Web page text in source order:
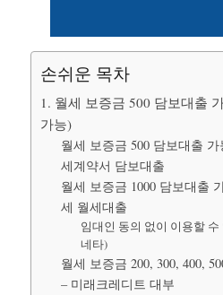
손쉬운 목차
1. 월세 보증금 500 담보대출
가능)
월세 보증금 500 담보대출
세계약서 담보대출
월세 보증금 1000 담보대출
세 월세대출
임대인 동의 없이 이용할
네타)
월세 보증금 200, 300, 400,
– 미래크레디트 대부